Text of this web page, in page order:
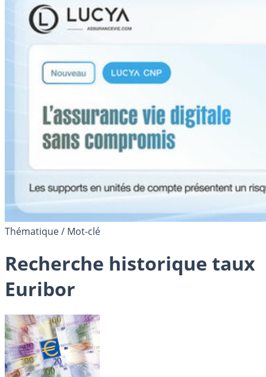
Thématique / Mot-clé
Recherche historique taux
Euribor